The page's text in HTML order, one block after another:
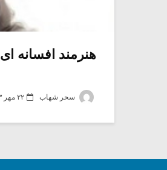
هنرمند افسانه ای
سحر شهاب ۲۲ مهر ۱۳۸۳